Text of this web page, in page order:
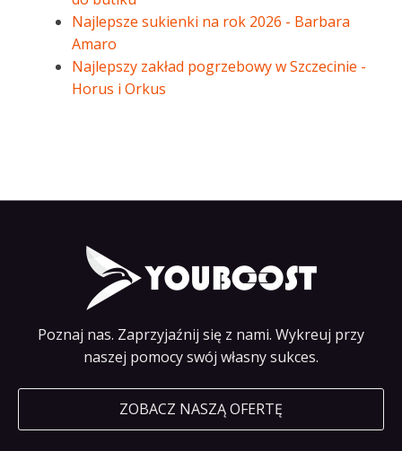
Najlepsze sukienki na rok 2026 - Barbara
Amaro
Najlepszy zakład pogrzebowy w Szczecinie -
Horus i Orkus
Poznaj nas. Zaprzyjaźnij się z nami. Wykreuj przy
naszej pomocy swój własny sukces.
ZOBACZ NASZĄ OFERTĘ